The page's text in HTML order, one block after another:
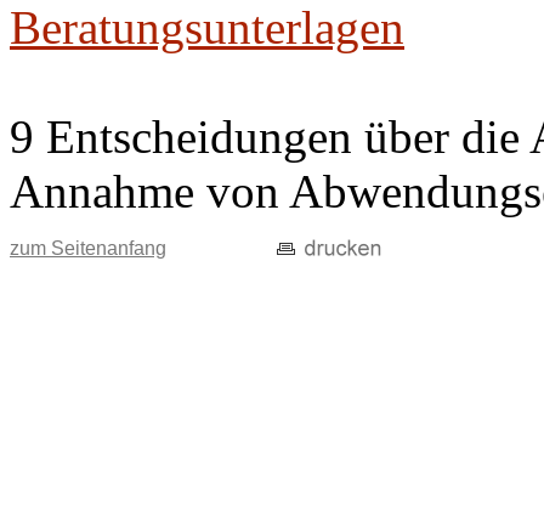
Beratungsunterlagen
9 Entscheidungen über
Annahme von
zum Seitenanfang